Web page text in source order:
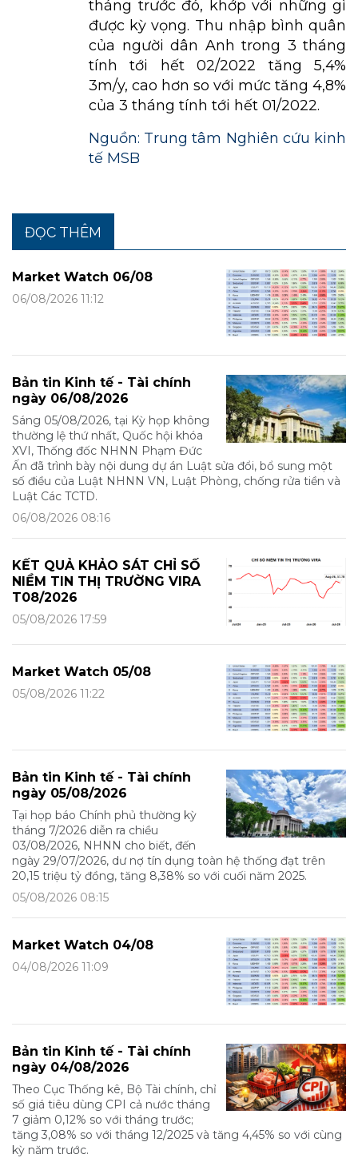
tháng trước đó, khớp với những gì
được kỳ vọng. Thu nhập bình quân
của người dân Anh trong 3 tháng
tính tới hết 02/2022 tăng 5,4%
3m/y, cao hơn so với mức tăng 4,8%
của 3 tháng tính tới hết 01/2022.
Nguồn: Trung tâm Nghiên cứu kinh
tế MSB
ĐỌC THÊM
Market Watch 06/08
06/08/2026 11:12
Bản tin Kinh tế - Tài chính
ngày 06/08/2026
Sáng 05/08/2026, tại Kỳ họp không
thường lệ thứ nhất, Quốc hội khóa
XVI, Thống đốc NHNN Phạm Đức
Ấn đã trình bày nội dung dự án Luật sửa đổi, bổ sung một
số điều của Luật NHNN VN, Luật Phòng, chống rửa tiền và
Luật Các TCTD.
06/08/2026 08:16
KẾT QUẢ KHẢO SÁT CHỈ SỐ
NIỀM TIN THỊ TRƯỜNG VIRA
T08/2026
05/08/2026 17:59
Market Watch 05/08
05/08/2026 11:22
Bản tin Kinh tế - Tài chính
ngày 05/08/2026
Tại họp báo Chính phủ thường kỳ
tháng 7/2026 diễn ra chiều
03/08/2026, NHNN cho biết, đến
ngày 29/07/2026, dư nợ tín dụng toàn hệ thống đạt trên
20,15 triệu tỷ đồng, tăng 8,38% so với cuối năm 2025.
05/08/2026 08:15
Market Watch 04/08
04/08/2026 11:09
Bản tin Kinh tế - Tài chính
ngày 04/08/2026
Theo Cục Thống kê, Bộ Tài chính, chỉ
số giá tiêu dùng CPI cả nước tháng
7 giảm 0,12% so với tháng trước;
tăng 3,08% so với tháng 12/2025 và tăng 4,45% so với cùng
kỳ năm trước.